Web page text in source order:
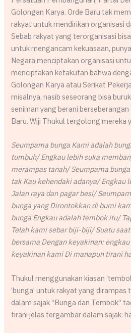
Golongan Karya. Orde Baru tak
rakyat untuk mendirikan organisasi
Sebab rakyat yang terorganisasi
untuk mengancam kekuasaan,
Negara menciptakan organisasi
menciptakan ketakutan bahwa
Golongan Karya atau Serikat
misalnya, nasib seseorang bisa
seniman yang berani
Baru. Wiji Thukul tergolong mereka
Seumpama bunga Kami adalah
tumbuh/ Engkau lebih suka
merampas tanah/ Seumpama
tak Kau kehendaki adanya/ Engkau
Jalan raya dan pagar besi/
bunga yang Dirontokkan di bumi
bunga Engkau adalah tembok itu/
Telah kami sebar biji-biji/ Suatu
bersama Dengan keyakinan:
keyakinan kami Di manapun tirani
Thukul menggunakan kiasan
‘bunga’ untuk rakyat yang dirampas
dalam sajak “Bunga dan Tembok”
tirani jelas tergambar dalam sajak: